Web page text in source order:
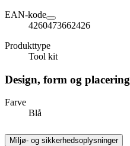
EAN-kode
4260473662426
Produkttype
Tool kit
Design, form og placering
Farve
Blå
Miljø- og sikkerhedsoplysninger